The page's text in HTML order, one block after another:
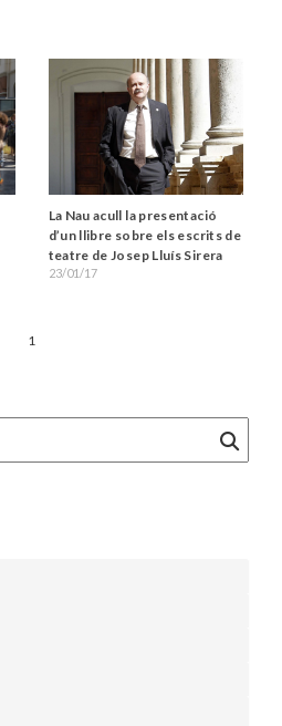
La Nau acull la presentació
d’un llibre sobre els escrits de
teatre de Josep Lluís Sirera
23/01/17
1